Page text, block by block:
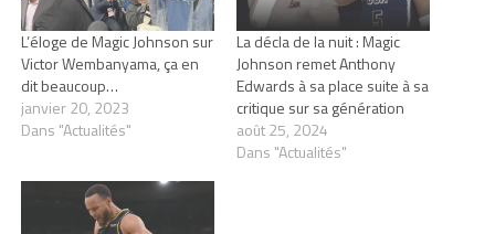
L’éloge de Magic Johnson sur
Victor Wembanyama, ça en
dit beaucoup…
janvier 20, 2023
Dans "Actualités"
La décla de la nuit : Magic
Johnson remet Anthony
Edwards à sa place suite à sa
critique sur sa génération
août 25, 2024
Dans "Actualités"